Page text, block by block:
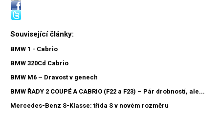
Související články:
BMW 1 - Cabrio
BMW 320Cd Cabrio
BMW M6 – Dravost v genech
BMW ŘADY 2 COUPÉ A CABRIO (F22 a F23) – Pár drobností, ale...
Mercedes-Benz S-Klasse: třída S v novém rozměru